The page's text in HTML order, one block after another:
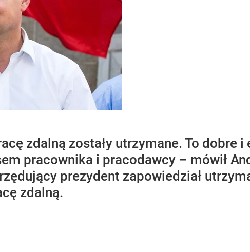
zdalną zostały utrzymane. To dobre i
pracownika i pracodawcy – mówił
prezydent zapowiedział
zdalną.